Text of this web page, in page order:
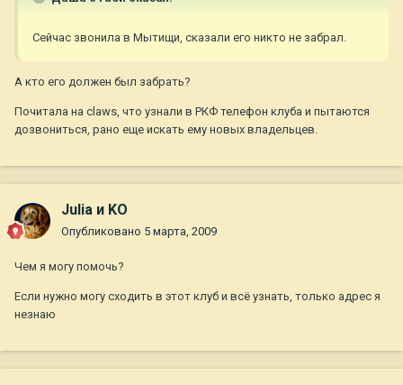
Сейчас звонила в Мытищи, сказали его никто не забрал.
А кто его должен был забрать?
Почитала на claws, что узнали в РКФ телефон клуба и пытаются
дозвониться, рано еще искать ему новых владельцев.
Julia и KO
Опубликовано 5 марта, 2009
Чем я могу помочь?
Если нужно могу сходить в этот клуб и всё узнать, только адрес я
незнаю